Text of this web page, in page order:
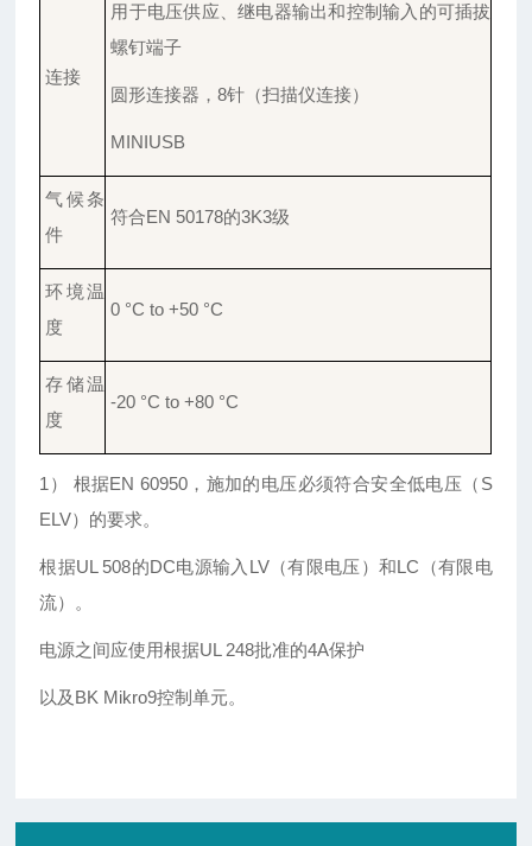
连接
用于电压供应、继电器输出和控制输入的可插拔
螺钉端子
圆形连接器，8针（扫描仪连接）
MINIUSB
气候条
件
符合EN 50178的3K3级
环境温
度
0 °C to +50 °C
存储温
度
-20 °C to +80 °C
1 ） 根据EN 60950，施加的电压必须符合安全低电压（ S
ELV）的要求。
根据UL 508的DC电源输入 LV（有限电压）和LC （有限电
流）。
电源之间应使用根据UL 248批准的4A保护
以及 BK Mikro9控制单元。